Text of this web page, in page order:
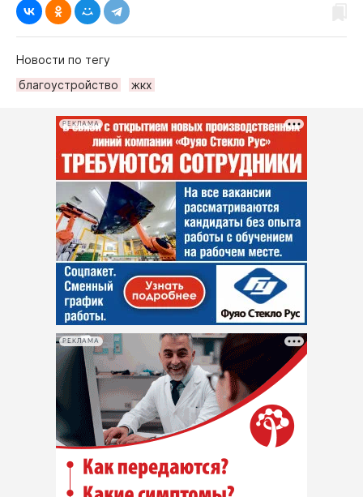
Новости по тегу
благоустройство
жкх
РЕКЛАМА
РЕКЛАМА